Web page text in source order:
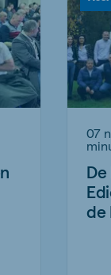
07
De
de